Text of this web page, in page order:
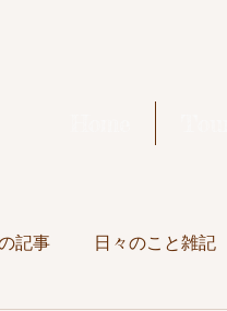
記事 日々のこと雑記